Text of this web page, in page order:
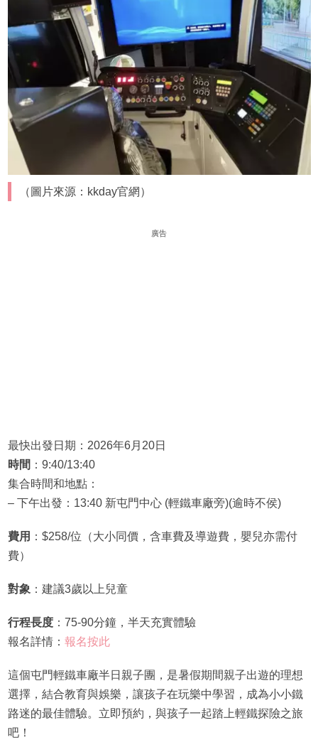
（圖片來源：kkday官網）
廣告
最快出發日期：2026年6月20日
時間 ：9:40/13:40
集合時間和地點：
– 下午出發：13:40 新屯門中心 (輕鐵車廠旁)(逾時不侯)
費用 ：$258/位（大小同價，含車費及導遊費，嬰兒亦需付
費）
對象 ：建議3歲以上兒童
行程長度：75-90分鐘，半天充實體驗
報名詳情： 報名按此
這個屯門輕鐵車廠半日親子團，是暑假期間親子出遊的理想
選擇，結合教育與娛樂，讓孩子在玩樂中學習，成為小小鐵
路迷的最佳體驗。立即預約，與孩子一起踏上輕鐵探險之旅
吧！